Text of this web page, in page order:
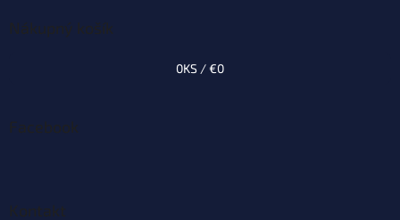
Nákupný košík
0KS /€0
Facebook
Kontakt